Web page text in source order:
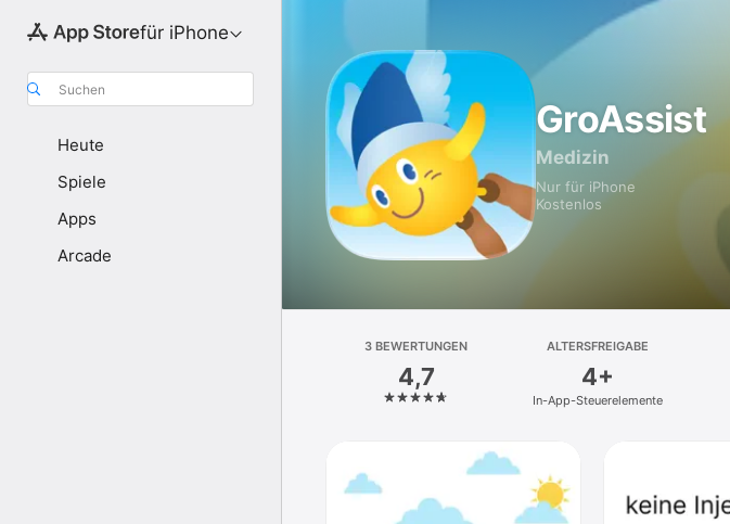
für iPhone
Suchen
Heute
Spiele
Apps
Arcade
GroAssist
Medizin
Nur für iPhone
Kostenlos
3 BEWERTUNGEN
4,7
ALTERSFREIGABE
4+
In-App-Steuerelemente